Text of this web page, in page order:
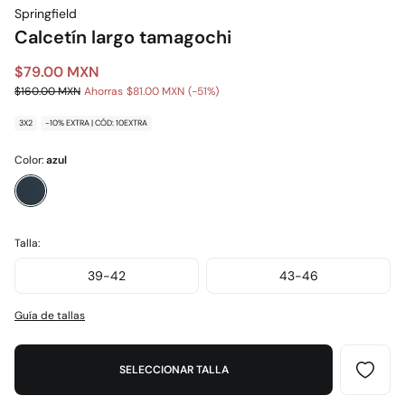
Springfield
Calcetín largo tamagochi
$79.00 MXN
$160.00 MXN Ahorras $81.00 MXN 51
3X2 -10% EXTRA | CÓD: 10EXTRA
Color:azul
Talla:
39-42 43-46
Guía de tallas
SELECCIONAR TALLA